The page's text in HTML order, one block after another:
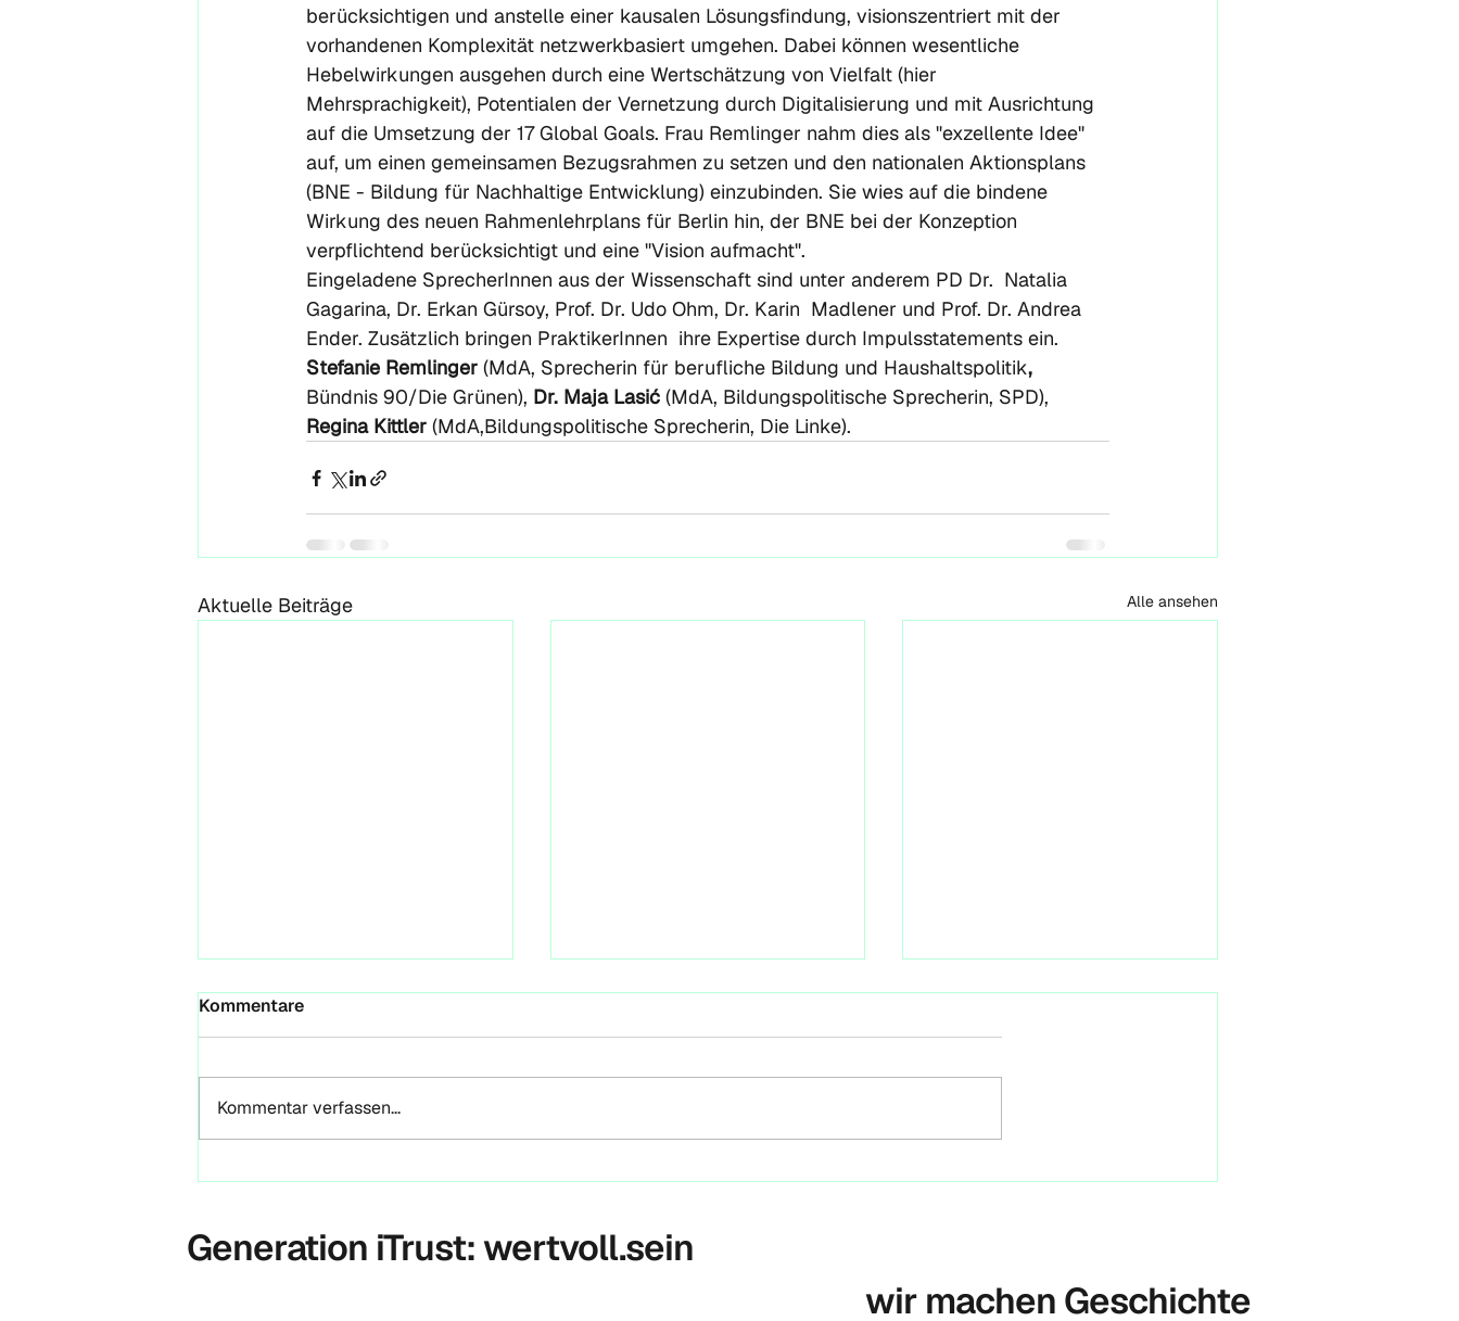
berücksichtigen und anstelle einer kausalen Lösungsfindung, visionszentriert mit der
vorhandenen Komplexität netzwerkbasiert umgehen. Dabei können wesentliche
Hebelwirkungen ausgehen durch eine Wertschätzung von Vielfalt (hier
Mehrsprachigkeit), Potentialen der Vernetzung durch Digitalisierung und mit Ausrichtung
auf die Umsetzung der 17 Global Goals. Frau Remlinger nahm dies als "exzellente Idee"
auf, um einen gemeinsamen Bezugsrahmen zu setzen und den nationalen Aktionsplans
(BNE - Bildung für Nachhaltige Entwicklung) einzubinden. Sie wies auf die bindene
Wirkung des neuen Rahmenlehrplans für Berlin hin, der BNE bei der Konzeption
verpflichtend berücksichtigt und eine "Vision aufmacht".
Eingeladene SprecherInnen aus der Wissenschaft sind unter anderem PD Dr.  Natalia
Gagarina, Dr. Erkan Gürsoy, Prof. Dr. Udo Ohm, Dr. Karin  Madlener und Prof. Dr. Andrea
Stefanie Remlinger (MdA, Sprecherin für berufliche Bildung und Haushaltspolitik,
Bündnis 90/Die Grünen), Dr. Maja Lasić (MdA, Bildungspolitische Sprecherin, SPD),
Regina Kittler (MdA,Bildungspolitische Sprecherin, Die Linke).
Aktuelle Beiträge Alle ansehen
Wenn ein Paper seinen
Orientierungsrahmen für Futures
Literacy und Entrepreneurial Life
Initiative: KlimaNeuStart
Volksinitiative #Berlin2030
Kommentare
Kommentar verfassen...
Generation iTrust: wertvoll.sein
wir machen Geschichte